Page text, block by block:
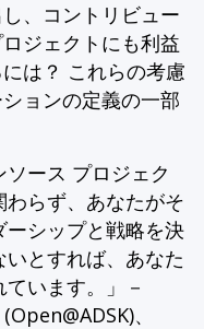
、コントリビュー
ジェクトにも利益
は？ これらの考慮
ョンの定義の一部
ソース プロジェク
わらず、あなたがそ
シップと戦略を決
とすれば、あなた
います。」－
、